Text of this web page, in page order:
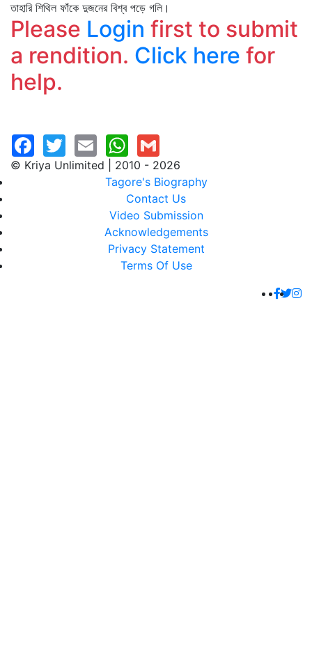
তাহারি শিথিল ফাঁকে দুজনের বিশ্ব পড়ে গলি।
Please Login first to submit
a rendition. Click here for
help.
© Kriya Unlimited | 2010 - 2026
Tagore's Biography
Contact Us
Video Submission
Acknowledgements
Privacy Statement
Terms Of Use